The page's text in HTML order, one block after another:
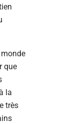
que
la
très